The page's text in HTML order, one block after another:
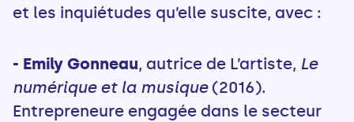
et les inquiétudes qu’elle suscite, avec :
- Emily Gonneau, autrice de L’artiste, Le
numérique et la musique(2016).
Entrepreneure engagée dans le secteur